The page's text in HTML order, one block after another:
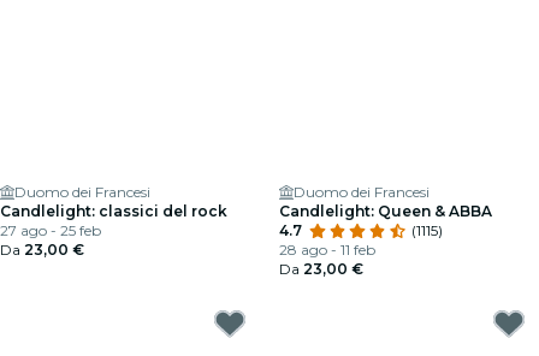
Duomo dei Francesi
Candlelight: classici del rock
27 ago - 25 feb
Da 23,00 €
Duomo dei Francesi
Candlelight: Queen & ABBA
4.7
(1115)
28 ago - 11 feb
Da 23,00 €